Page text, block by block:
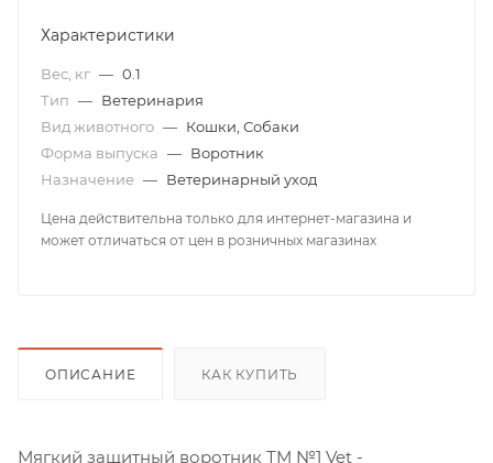
Характеристики
Вес, кг — 0.1
Тип — Ветеринария
Вид животного — Кошки, Собаки
Форма выпуска — Воротник
Назначение — Ветеринарный уход
Цена действительна только для интернет-магазина и
может отличаться от цен в розничных магазинах
ОПИСАНИЕ КАК КУПИТЬ
Мягкий защитный воротник ТМ №1 Vet -